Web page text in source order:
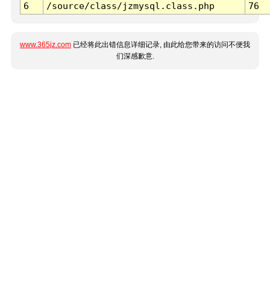
6
/source/class/jzmysql.class.php 76
www.365jz.com 已经将此出错信息详细记录, 由此给您带来的访问不便我
们深感歉意.